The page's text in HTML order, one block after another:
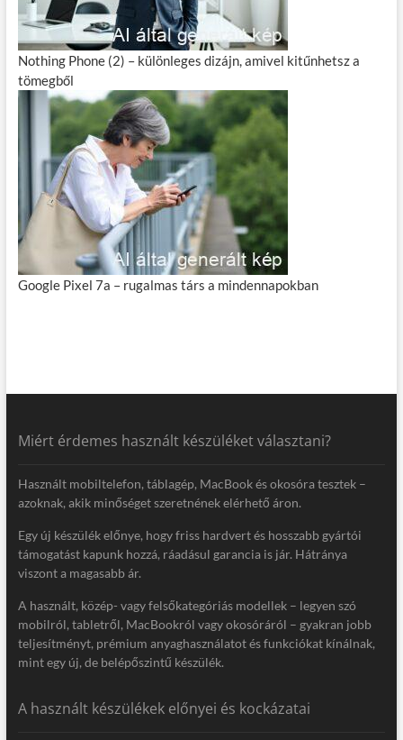
Nothing Phone (2) – különleges dizájn, amivel kitűnhetsz a
tömegből
Google Pixel 7a – rugalmas társ a mindennapokban
Miért érdemes használt készüléket választani?
Használt mobiltelefon, táblagép, MacBook és okosóra tesztek –
azoknak, akik minőséget szeretnének elérhető áron.
Egy új készülék előnye, hogy friss hardvert és hosszabb gyártói
támogatást kapunk hozzá, ráadásul garancia is jár. Hátránya
viszont a magasabb ár.
A használt, közép- vagy felsőkategóriás modellek – legyen szó
mobilról, tabletről, MacBookról vagy okosóráról – gyakran jobb
teljesítményt, prémium anyaghasználatot és funkciókat kínálnak,
mint egy új, de belépőszintű készülék.
A használt készülékek előnyei és kockázatai